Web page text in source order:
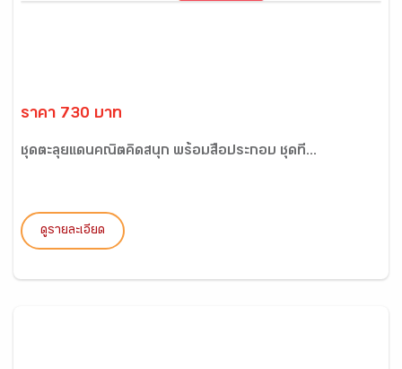
ราคา 730 บาท
ชุดตะลุยแดนคณิตคิดสนุก พร้อมสื่อประกอบ ชุดที่...
ดูรายละเอียด